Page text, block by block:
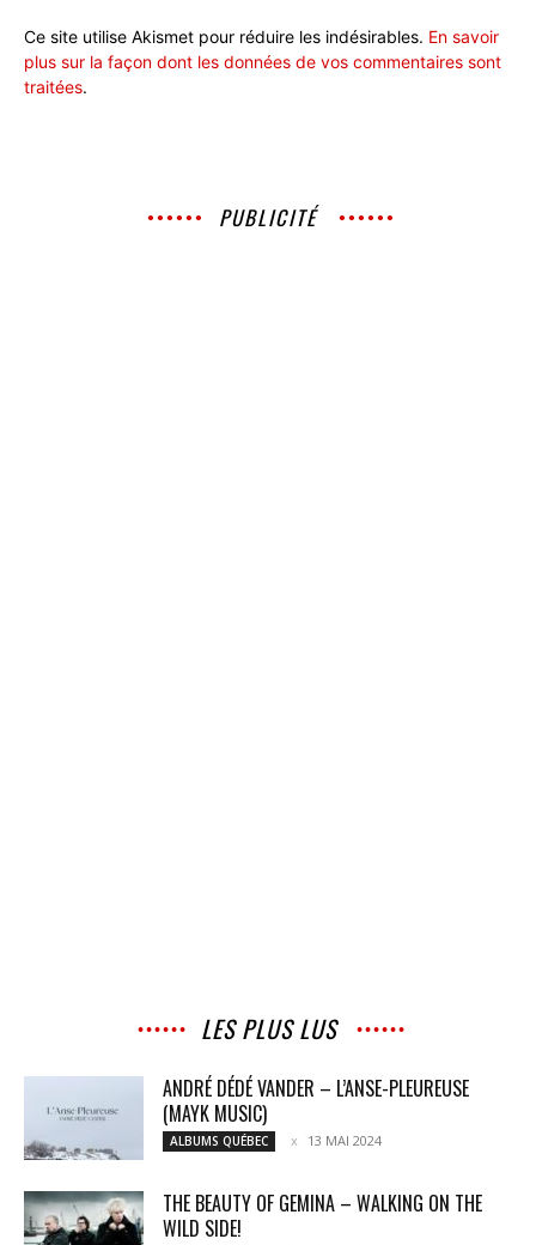
Ce site utilise Akismet pour réduire les indésirables. En savoir
plus sur la façon dont les données de vos commentaires sont
traitées.
PUBLICITÉ
LES PLUS LUS
ANDRÉ DÉDÉ VANDER – L’ANSE-PLEUREUSE
(MAYK MUSIC)
ALBUMS QUÉBEC 13 MAI 2024
THE BEAUTY OF GEMINA – WALKING ON THE
WILD SIDE!